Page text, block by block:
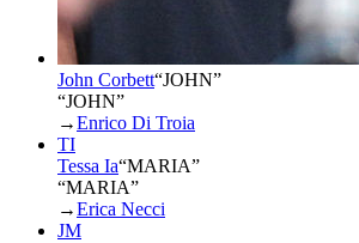
John Corbett“JOHN”
“JOHN”
→Enrico Di Troia
TI
Tessa Ia“MARIA”
“MARIA”
→Erica Necci
JM